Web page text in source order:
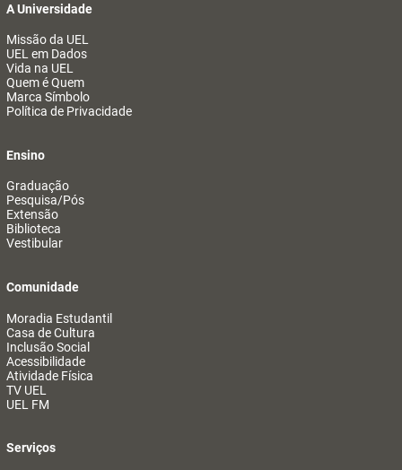
A Universidade
Missão da UEL
UEL em Dados
Vida na UEL
Quem é Quem
Marca Símbolo
Política de Privacidade
Ensino
Graduação
Pesquisa/Pós
Extensão
Biblioteca
Vestibular
Comunidade
Moradia Estudantil
Casa de Cultura
Inclusão Social
Acessibilidade
Atividade Física
TV UEL
UEL FM
Serviços